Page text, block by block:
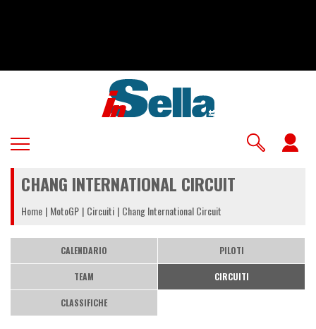
CHANG INTERNATIONAL CIRCUIT
Home MotoGP Circuiti Chang International Circuit
CALENDARIO PILOTI
TEAM CIRCUITI
CLASSIFICHE